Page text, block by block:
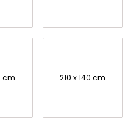
cm 210 x 140 cm